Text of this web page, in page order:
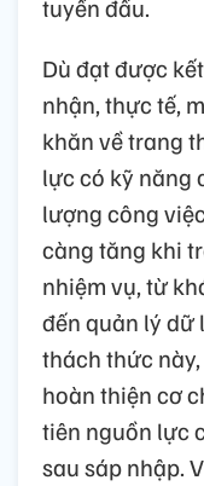
tuyến đầu.
Dù đạt được
nhận, thực tế,
khăn về trang
lực có kỹ năng
lượng công
càng tăng khi
nhiệm vụ, từ
đến quản lý dữ
thách thức
hoàn thiện cơ
tiên nguồn lực
sau sáp nhập.